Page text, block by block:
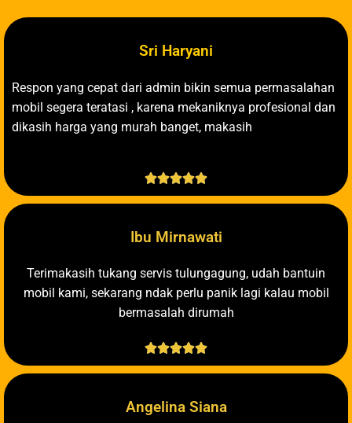
Sri Haryani
Respon yang cepat dari admin bikin semua permasalahan
mobil segera teratasi , karena mekaniknya profesional dan
dikasih harga yang murah banget, makasih

Ibu Mirnawati
Terimakasih tukang servis tulungagung, udah bantuin
mobil kami, sekarang ndak perlu panik lagi kalau mobil
bermasalah dirumah

Angelina Siana